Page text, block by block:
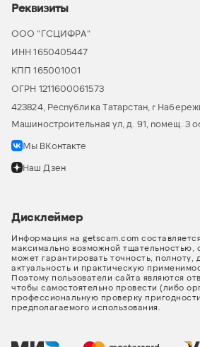
Реквизиты
ООО “ГСЦИФРА”
ИНН 1650405447
КПП 165001001
ОГРН 1211600061573
423824, Республика Татарстан, г
Машиностроительная ул, д. 91, помещ. 3
Мы ВКонтакте
Наш Дзен
Дисклеймер
Информация на getscam.com
максимально возможной тщательностью,
может гарантировать точность, полноту,
актуальность и практическую
Поэтому пользователи сайта являются
чтобы самостоятельно провести (либо
профессиональную проверку
предполагаемого использования.